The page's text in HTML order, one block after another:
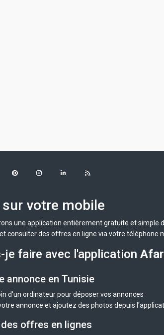
sur votre mobile
une application entièrement gratuite et simple
consulter des offres en ligne via votre téléphone
je faire avec l'application
annonce en Tunisie
d'un ordinateur pour déposer vos annonces
annonce et ajoutez des photos depuis
offres en lignes